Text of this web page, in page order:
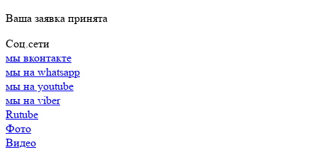
Ваша заявка принята
Соц.сети
мы вконтакте
мы на whatsapp
мы на youtube
мы на viber
Rutube
Фото
Видео